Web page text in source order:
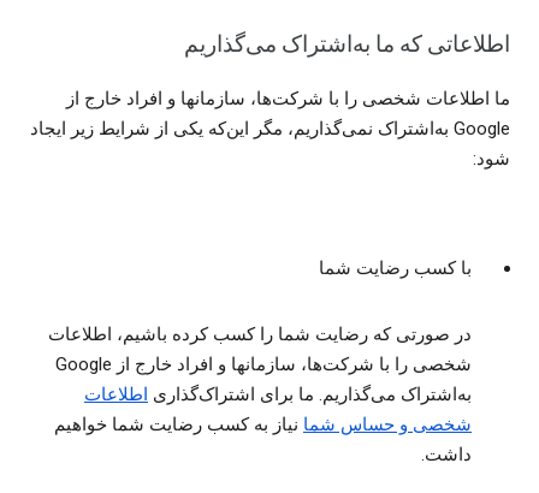
اطلاعاتی که ما به‌اشتراک می‌گذاریم
ما اطلاعات شخصی را با شرکت‌ها، سازمانها و افراد خارج از
Google به‌اشتراک نمی‌گذاریم، مگر این‌که یکی از شرایط زیر ایجاد
شود:
با کسب رضایت شما
در صورتی که رضایت شما را کسب کرده باشیم، اطلاعات
شخصی را با شرکت‌ها، سازمانها و افراد خارج از Google
به‌اشتراک می‌گذاریم. ما برای اشتراک‌گذاری اطلاعات
شخصی و حساس شما نیاز به کسب رضایت شما خواهیم
داشت.